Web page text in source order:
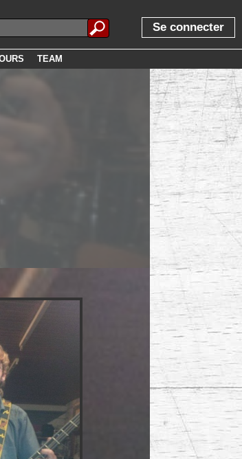
Se connecter
TEAM